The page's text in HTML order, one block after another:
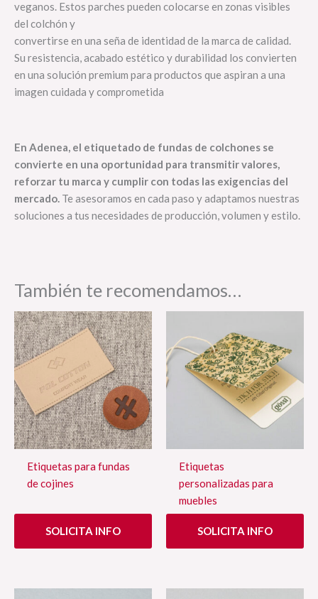
veganos. Estos parches pueden colocarse en zonas visibles
del colchón y
convertirse en una seña de identidad de la marca de calidad.
Su resistencia, acabado estético y durabilidad los convierten
en una solución premium para productos que aspiran a una
imagen cuidada y comprometida
En Adenea, el etiquetado de fundas de colchones se
convierte en una oportunidad para transmitir valores,
reforzar tu marca y cumplir con todas las exigencias del
mercado. Te asesoramos en cada paso y adaptamos nuestras
soluciones a tus necesidades de producción, volumen y estilo.
También te recomendamos…
Etiquetas para fundas
de cojines
SOLICITA INFO
Etiquetas
personalizadas para
muebles
SOLICITA INFO